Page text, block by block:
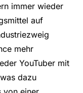
immer wieder
auf
mehr
YouTuber mit
dazu